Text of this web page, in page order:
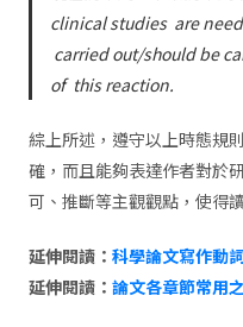
clinical studies are
carried out/should be
ofthis reaction.
綜上所述，遵守以上時態規
確，而且能夠表達作者對於
可、推斷等主觀觀點，使得
延伸閱讀： 科學論文寫作動
延伸閱讀： 論文各章節常用